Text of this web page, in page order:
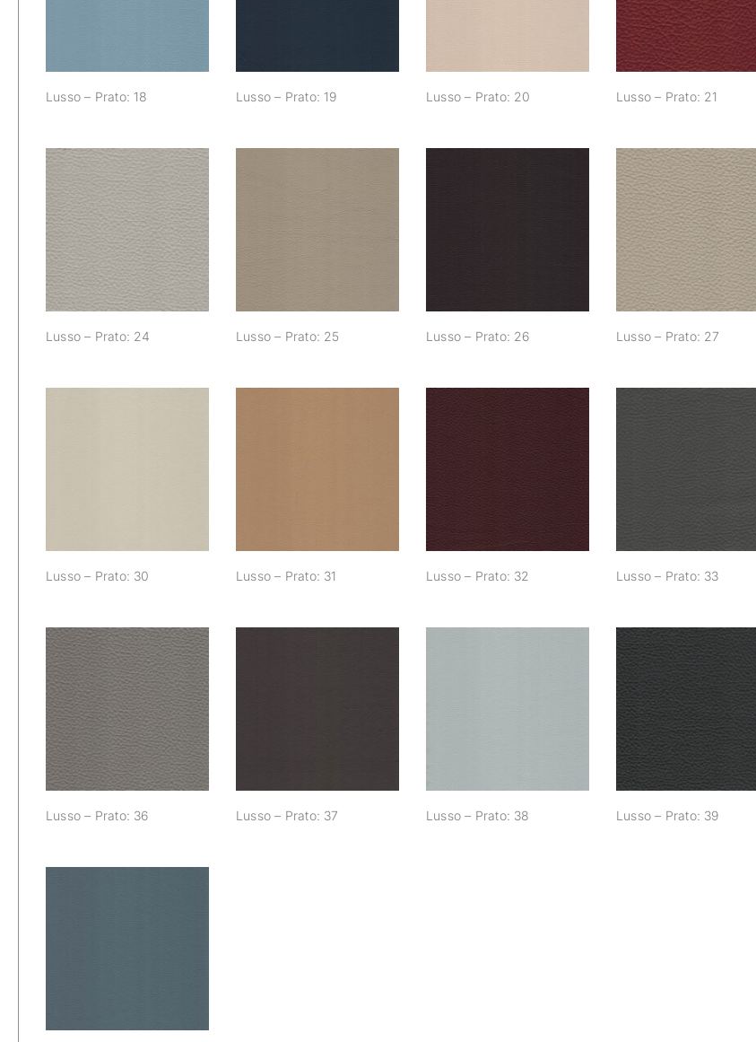
Lusso – Prato: 18 Lusso – Prato: 19 Lusso – Prato: 20 Lusso – Prato: 21
Lusso – Prato: 24
Lusso – Prato: 24
Lusso – Prato: 25
Lusso – Prato: 25 Lusso – Prato: 26
Lusso – Prato: 27
Lusso – Prato: 27
Lusso – Prato: 30 Lusso – Prato: 31 Lusso – Prato: 32 Lusso – Prato: 33
Lusso – Prato: 36
Lusso – Prato: 36 Lusso – Prato: 37 Lusso – Prato: 38
Lusso – Prato: 39
Lusso – Prato: 39